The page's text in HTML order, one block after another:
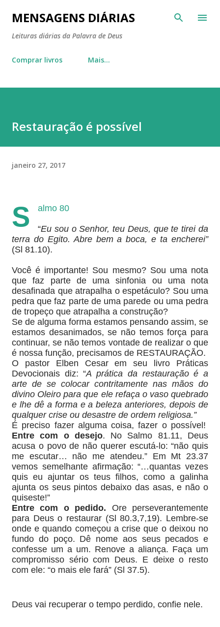
Pular para o conteúdo principal
MENSAGENS DIÁRIAS
Leituras diárias da Palavra de Deus
Comprar livros Mais…
Restauração é possível
janeiro 27, 2017
S almo 80
“Eu sou o Senhor, teu Deus, que te tirei da
terra do Egito. Abre bem a boca, e ta encherei”
(Sl 81.10).
Você é importante! Sou mesmo? Sou uma nota
que faz parte de uma sinfonia ou uma nota
desafinada que atrapalha o espetáculo? Sou uma
pedra que faz parte de uma parede ou uma pedra
de tropeço que atrapalha a construção?
Se de alguma forma estamos pensando assim, se
estamos desanimados, se não temos força para
continuar, se não temos vontade de realizar o que
é nossa função, precisamos de RESTAURAÇÃO.
O pastor Elben Cesar em seu livro Práticas
Devocionais diz: “A prática da restauração é a
arte de se colocar contritamente nas mãos do
divino Oleiro para que ele refaça o vaso quebrado
e lhe dê a forma e a beleza anteriores, depois de
qualquer crise ou desastre de ordem religiosa.”
É preciso fazer alguma coisa, fazer o possível!
Entre com o desejo. No Salmo 81.11, Deus
acusa o povo de não querer escutá-lo: “não quis
me escutar… não me atendeu.” Em Mt 23.37
vemos semelhante afirmação: “…quantas vezes
quis eu ajuntar os teus filhos, como a galinha
ajunta os seus pintos debaixo das asas, e não o
quiseste!”
Entre com o pedido. Ore perseverantemente
para Deus o restaurar (Sl 80.3,7,19). Lembre-se
onde e quando começou a crise que o deixou no
fundo do poço. Dê nome aos seus pecados e
confesse um a um. Renove a aliança. Faça um
compromisso sério com Deus. E deixe o resto
com ele: “o mais ele fará” (Sl 37.5).
Deus vai recuperar o tempo perdido, confie nele.